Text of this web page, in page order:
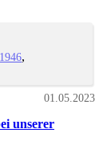
01.05.2023
unserer